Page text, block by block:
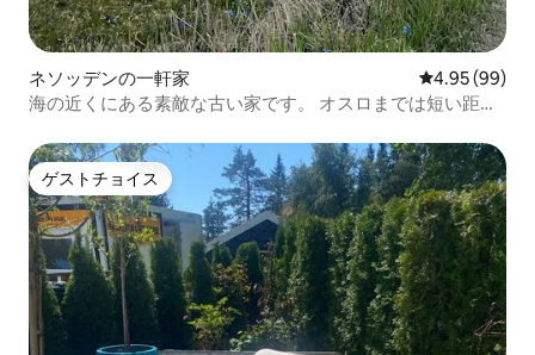
ネソッデンの一軒家 レビュー99
4.95 (99)
海の近くにある素敵な古い家です。 オスロまでは短い距離
ゲストチョイス
ゲストチョイス